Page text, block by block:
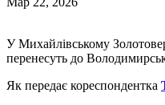
У Михайлівському
перенесуть до
Як передає кореспондентка